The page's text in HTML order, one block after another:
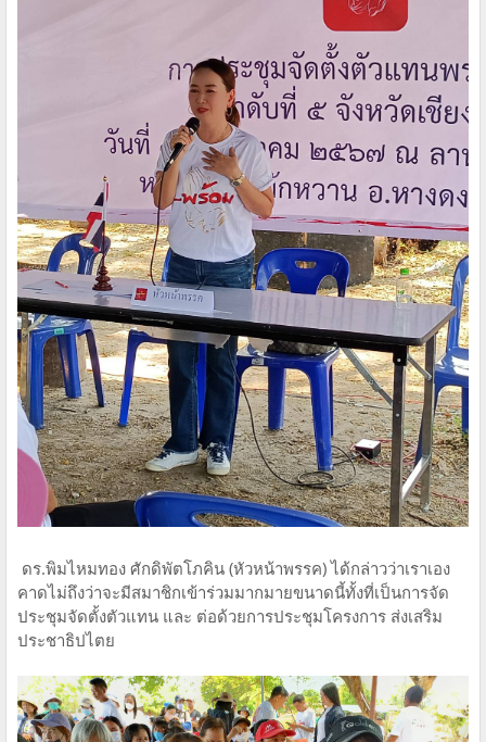
ดร.พิมไหมทอง ศักดิพัตโภคิน (หัวหน้าพรรค) ได้กล่าวว่าเราเอง
คาดไม่ถึงว่าจะมีสมาชิกเข้าร่วมมากมายขนาดนี้ทั้งที่เป็นการจัด
ประชุมจัดตั้งตัวแทน และ ต่อด้วยการประชุมโครงการ ส่งเสริม
ประชาธิปไตย